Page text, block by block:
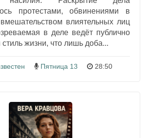
протестами, обвинениями в
влиятельных лиц
в деле ведёт публично
жизни, что лишь доба...
Пятница 13 28:50